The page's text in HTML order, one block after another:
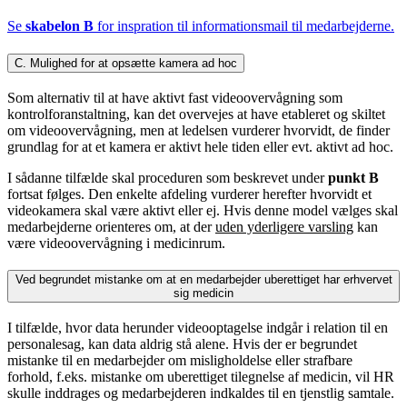
Se skabelon B for inspration til informationsmail til medarbejderne.
C. Mulighed for at opsætte kamera ad hoc
Som alternativ til at have aktivt fast videoovervågning som
kontrolforanstaltning, kan det overvejes at have etableret og skiltet
om videoovervågning, men at ledelsen vurderer hvorvidt, de finder
grundlag for at et kamera er aktivt hele tiden eller evt. aktivt ad hoc.
I sådanne tilfælde skal proceduren som beskrevet underpunkt B
fortsat følges. Den enkelte afdeling vurderer herefter hvorvidt et
videokamera skal være aktivt eller ej. Hvis denne model vælges skal
medarbejderne orienteres om, at deruden yderligere varsling kan
være videoovervågning i medicinrum.
Ved begrundet mistanke om at en medarbejder uberettiget har erhvervet
sig medicin
I tilfælde, hvor data herunder videooptagelse indgår i relation til en
personalesag, kan data aldrig stå alene. Hvis der er begrundet
mistanke til en medarbejder om misligholdelse eller strafbare
forhold, f.eks. mistanke om uberettiget tilegnelse af medicin, vil HR
skulle inddrages og medarbejderen indkaldes til en tjenstlig samtale.